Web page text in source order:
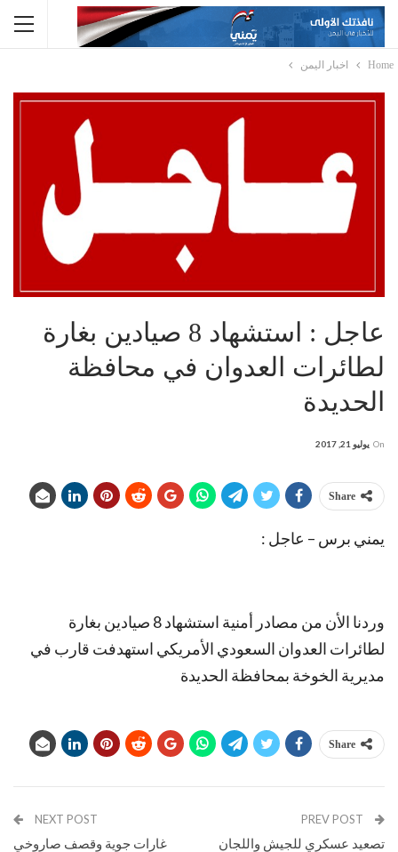
Home اخبار اليمن
عاجل : استشهاد 8 صيادين بغارة
لطائرات العدوان في محافظة
الحديدة
On يوليو 21, 2017
Share
يمني برس – عاجل :
وردنا الأن من مصادر أمنية استشهاد 8 صيادين بغارة
لطائرات العدوان السعودي الأمريكي استهدفت قارب في
مديرية الخوخة بمحافظة الحديدة
Share
تصعيد عسكري للجيش واللجان
NEXT POST
غارات جوية وقصف صاروخي